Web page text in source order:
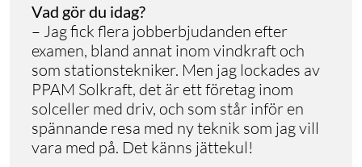
Vad gör du idag?
– Jag fick flera jobberbjudanden efter
examen, bland annat inom vindkraft och
som stationstekniker. Men jag lockades av
PPAM Solkraft, det är ett företag inom
solceller med driv, och som står inför en
spännande resa med ny teknik som jag vill
vara med på. Det känns jättekul!